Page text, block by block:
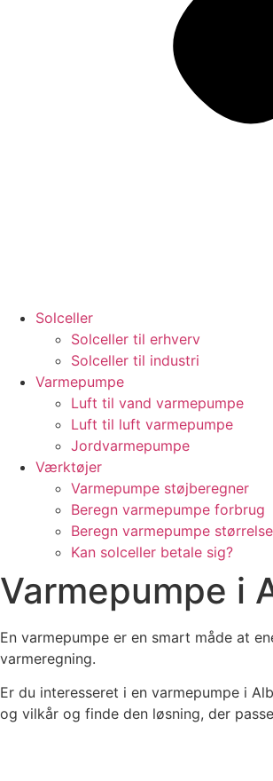
Solceller
Solceller til erhverv
Solceller til industri
Varmepumpe
Luft til vand varmepumpe
Luft til luft varmepumpe
Jordvarmepumpe
Værktøjer
Varmepumpe støjberegner
Beregn varmepumpe forbrug
Beregn varmepumpe størrelse
Kan solceller betale sig?
Varmepumpe i
En varmepumpe er en smart måde at
varmeregning.
Er du interesseret i en varmepumpe i
og vilkår og finde den løsning, der